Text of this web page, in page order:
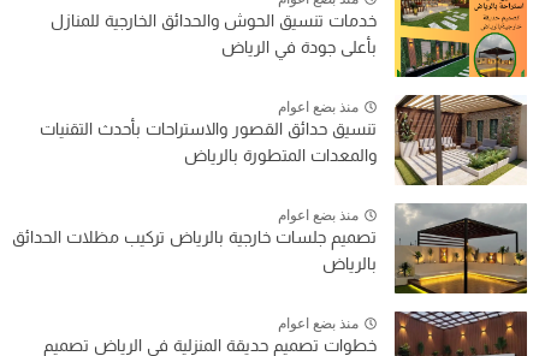
خدمات تنسيق الحوش والحدائق الخارجية للمنازل
بأعلى جودة في الرياض
منذ بضع اعوام
تنسيق حدائق القصور والاستراحات بأحدث التقنيات
والمعدات المتطورة بالرياض
منذ بضع اعوام
تصميم جلسات خارجية بالرياض تركيب مظلات الحدائق
بالرياض
منذ بضع اعوام
خطوات تصميم حديقة المنزلية في الرياض تصميم